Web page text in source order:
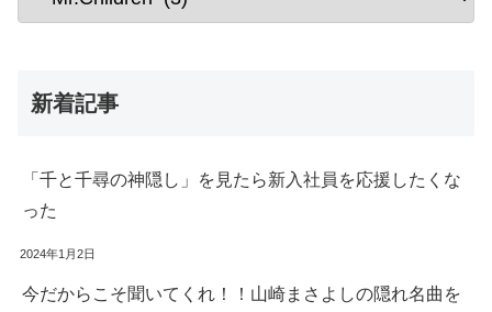
新着記事
「千と千尋の神隠し」を見たら新入社員を応援したくな
った
2024年1月2日
今だからこそ聞いてくれ！！山崎まさよしの隠れ名曲を